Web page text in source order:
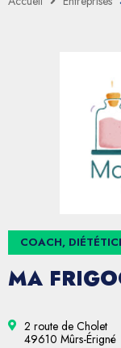
COACH,
MA
2 route de Cholet
49610 Mûrs-Érigné